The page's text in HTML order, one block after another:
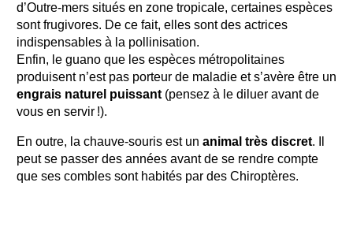
d’Outre-mers situés en zone tropicale, certaines espèces
sont frugivores. De ce fait, elles sont des actrices
indispensables à la pollinisation.
Enfin, le guano que les espèces métropolitaines
produisent n’est pas porteur de maladie et s’avère être un
engrais naturel puissant (pensez à le diluer avant de
vous en servir !).
En outre, la chauve-souris est un animal très discret. Il
peut se passer des années avant de se rendre compte
que ses combles sont habités par des Chiroptères.